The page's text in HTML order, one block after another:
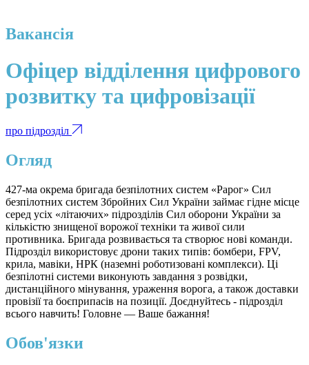
Вакансія
Офіцер відділення цифрового
розвитку та цифровізації
про підрозділ
Огляд
427-ма окрема бригада безпілотних систем «Рарог» Сил
безпілотних систем Збройних Сил України займає гідне місце
серед усіх «літаючих» підрозділів Сил оборони України за
кількістю знищеної ворожої техніки та живої сили
противника. Бригада розвивається та створює нові команди.
Підрозділ використовує дрони таких типів: бомбери, FPV,
крила, мавіки, НРК (наземні роботизовані комплекси). Ці
безпілотні системи виконують завдання з розвідки,
дистанційного мінування, ураження ворога, а також доставки
провізії та боєприпасів на позиції. Доєднуйтесь - підрозділ
всього навчить! Головне — Ваше бажання!
Обов'язки